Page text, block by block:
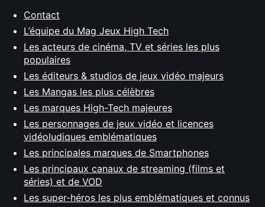
Contact
L’équipe du Mag Jeux High Tech
Les acteurs de cinéma, TV et séries les plus
populaires
Les éditeurs & studios de jeux vidéo majeurs
Les Mangas les plus célèbres
Les marques High-Tech majeures
Les personnages de jeux vidéo et licences
vidéoludiques emblématiques
Les principales marques de Smartphones
Les principaux canaux de streaming (films et
séries) et de VOD
Les super-héros les plus emblématiques et connus